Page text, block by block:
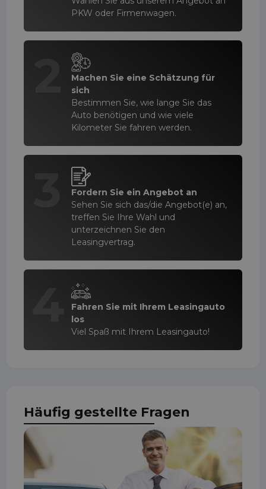
PKW oder Firmenwagen.
Machen Sie eine Schätzung für
sich
Bestimmen Sie, wie lange Sie das
Auto benötigen und wie viele
Kilometer Sie fahren werden.
Fordern Sie ein Angebot an
Sehen Sie sich das/die Angebot(e) an,
treffen Sie Ihre Wahl und
unterzeichnen Sie den
Leasingvertrag.
Fahren Sie mit Ihrem Leasingauto
los
Viel Spaß mit Ihrem Leasingauto!
Häufig gestellte Fragen